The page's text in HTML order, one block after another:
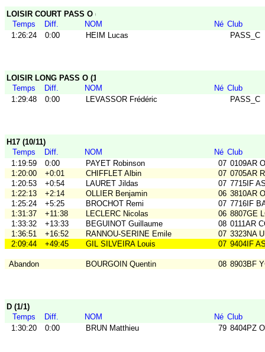
LOISIR COURT PASS O (1/1)
Temps
Diff. NOM Né Club
1:26:24
0:00 HEIM Lucas PASS_C
LOISIR LONG PASS O (1/1)
Temps
Diff. NOM Né Club
1:29:48
0:00 LEVASSOR Frédéric PASS_C
H17 (10/11)
Temps
Diff. NOM Né Club
1:19:59
0:00 PAYET Robinson 07 0109AR
1:20:00
+0:01 CHIFFLET Albin 07 0705AR
1:20:53
+0:54 LAURET Jildas 07 7715IF
1:22:13
+2:14 OLLIER Benjamin 06 3810AR
1:25:24
+5:25 BROCHOT Remi 07 7716IF
1:31:37
+11:38 LECLERC Nicolas 06 8807GE
1:33:32
+13:33 BEGUINOT Guillaume 08 0111AR
1:36:51
+16:52 RANNOU-SERINE Emile 07 3323NA
2:09:44
+49:45 GIL SILVEIRA Louis 07 9404IF
Abandon BOURGOIN Quentin 08 8903BF
D (1/1)
Temps
Diff. NOM Né Club
1:30:20
0:00 BRUN Matthieu 79 8404PZ